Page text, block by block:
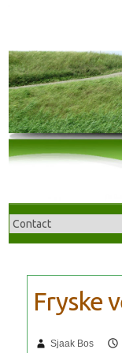
Sjaak Bos